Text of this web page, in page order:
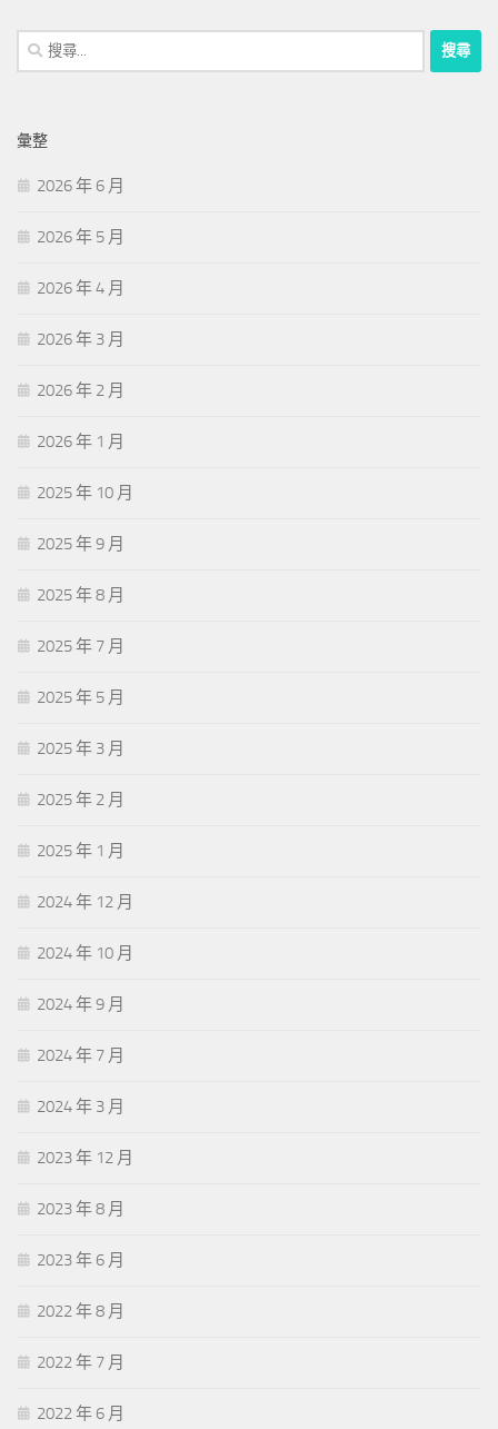
搜
尋
字:
彙整
2026 年 6 月
2026 年 5 月
2026 年 4 月
2026 年 3 月
2026 年 2 月
2026 年 1 月
2025 年 10 月
2025 年 9 月
2025 年 8 月
2025 年 7 月
2025 年 5 月
2025 年 3 月
2025 年 2 月
2025 年 1 月
2024 年 12 月
2024 年 10 月
2024 年 9 月
2024 年 7 月
2024 年 3 月
2023 年 12 月
2023 年 8 月
2023 年 6 月
2022 年 8 月
2022 年 7 月
2022 年 6 月